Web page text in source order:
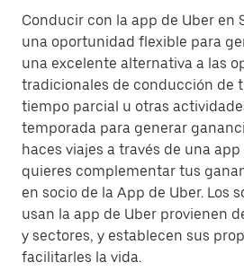
Conducir con la app de Uber en
una oportunidad flexible para
una excelente alternativa a las
tradicionales de conducción de
tiempo parcial u otras
temporada para generar
haces viajes a través de una
quieres complementar tus
en socio de la App de Uber. Los
usan la app de Uber provienen
y sectores, y establecen sus
facilitarles la vida.